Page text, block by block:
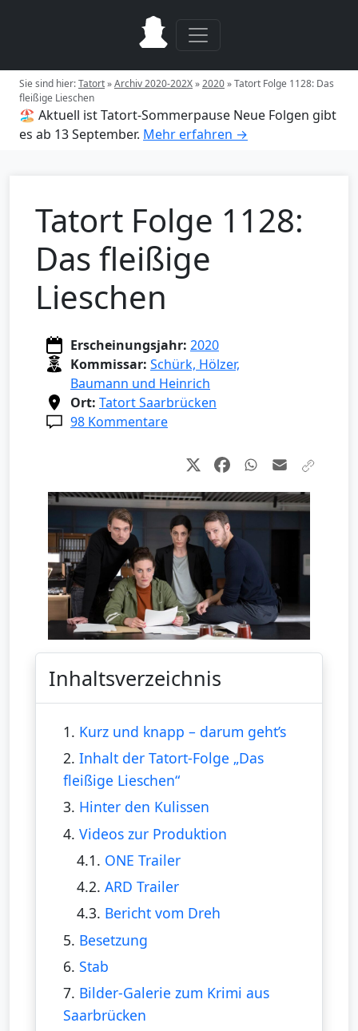
Sie sind hier:Tatort»Archiv 2020-202X»2020»Tatort Folge 1128: Das
fleißige Lieschen
🏖️ Aktuell ist Tatort-Sommerpause Neue Folgen gibt
es ab 13 September. Mehr erfahren →
Tatort Folge 1128:
Das fleißige
Lieschen
Erscheinungsjahr: 2020
Kommissar: Schürk, Hölzer,
Baumann und Heinrich
Ort: Tatort Saarbrücken
98 Kommentare
Inhaltsverzeichnis
1. Kurz und knapp – darum geht’s
2. Inhalt der Tatort-Folge „Das
fleißige Lieschen“
3. Hinter den Kulissen
4. Videos zur Produktion
4.1. ONE Trailer
4.2.ARD Trailer
4.3. Bericht vom Dreh
5. Besetzung
6. Stab
7. Bilder-Galerie zum Krimi aus
Saarbrücken